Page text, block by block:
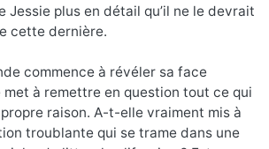
Jessie plus en détail qu’il ne le devrait
cette dernière.
commence à révéler sa face
met à remettre en question tout ce qui
propre raison. A-t-elle vraiment mis à
troublante qui se trame dans une